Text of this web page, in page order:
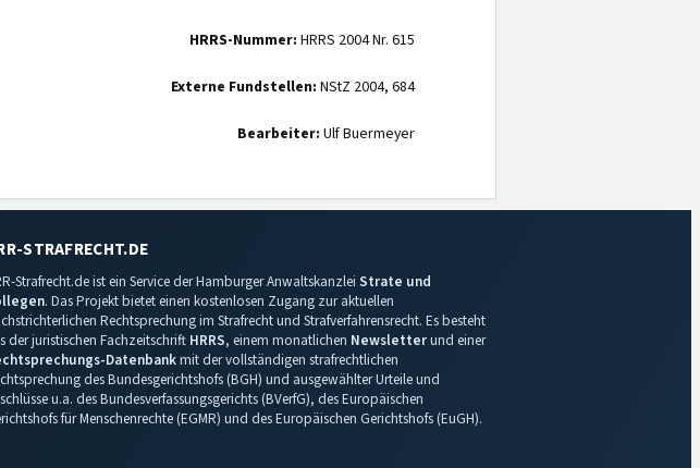
HRRS-Nummer: HRRS 2004 Nr. 615
Externe Fundstellen: NStZ 2004, 684
Bearbeiter: Ulf Buermeyer
STRAFRECHT.DE
Strafrecht.de ist ein Service der Hamburger Anwaltskanzlei Strate und
. Das Projekt bietet einen kostenlosen Zugang zur aktuellen
Rechtsprechung im Strafrecht und Strafverfahrensrecht. Es besteht
der juristischen Fachzeitschrift HRRS, einem monatlichen Newsletterund einer
Datenbankmit der vollständigen strafrechtlichen
des Bundesgerichtshofs (BGH) und ausgewählter Urteile und
u.a. des Bundesverfassungsgerichts (BVerfG), des Europäischen
für Menschenrechte (EGMR) und des Europäischen Gerichtshofs (EuGH).